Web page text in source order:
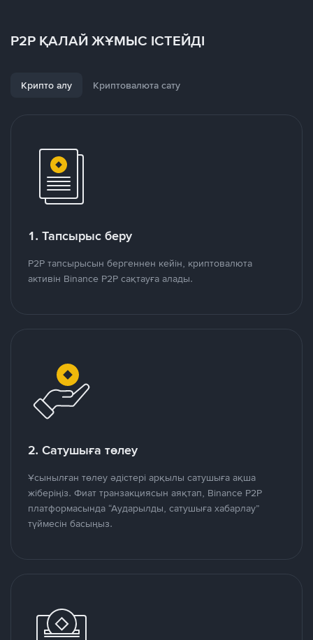
P2P ҚАЛАЙ ЖҰМЫС ІСТЕЙДІ
Крипто алу Криптовалюта сату
1. Тапсырыс беру
P2P тапсырысын бергеннен кейін, криптовалюта
активін Binance P2P сақтауға алады.
2. Сатушыға төлеу
Ұсынылған төлеу әдістері арқылы сатушыға ақша
жіберіңіз. Фиат транзакциясын аяқтап, Binance P2P
платформасында “Аударылды, сатушыға хабарлау”
түймесін басыңыз.